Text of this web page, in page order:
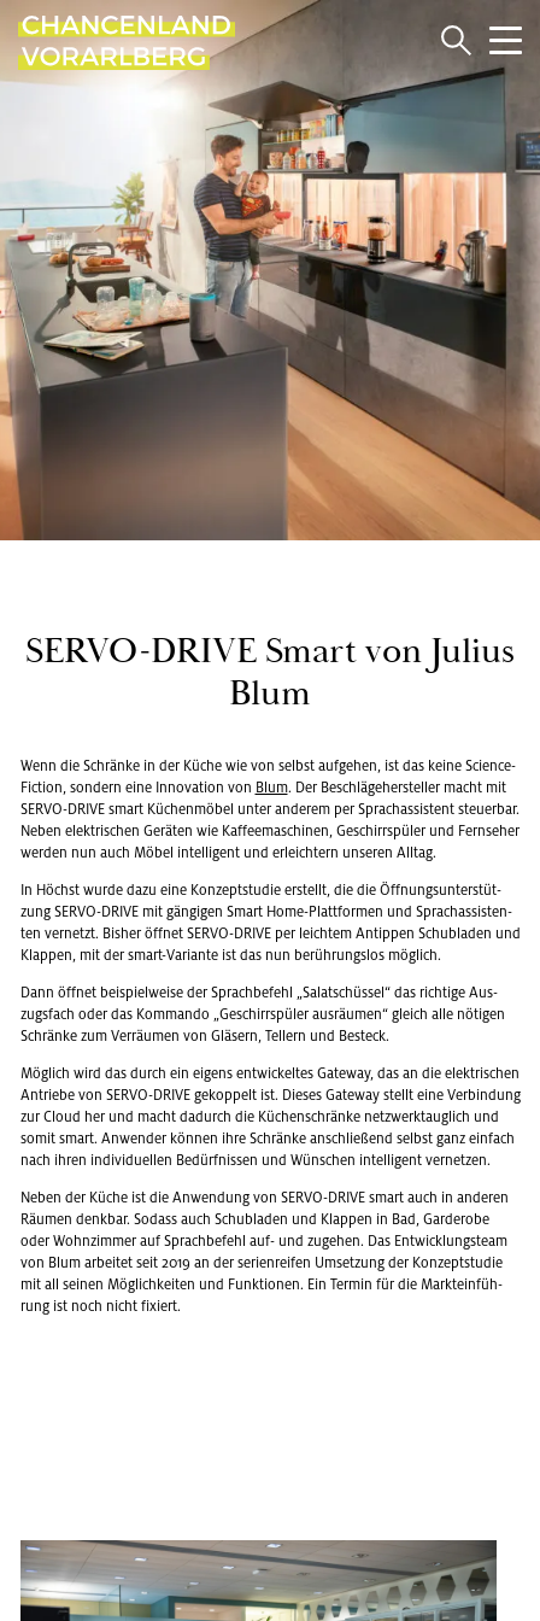
SERVO-DRIVE Smart von Ju­li­us
Blum
Wenn die Schrän­ke in der Küche wie von selbst auf­ge­hen, ist das keine Sci­ence-
Fic­tion, son­dern eine In­no­va­ti­on von Blum. Der Be­schlä­ge­her­stel­ler macht mit
SERVO-DRIVE smart Kü­chen­mö­bel unter an­de­rem per Sprach­as­sis­tent steu­er­bar.
Neben elek­tri­schen Ge­rä­ten wie Kaf­fee­ma­schi­nen, Ge­schirr­spü­ler und Fern­se­her
wer­den nun auch Möbel in­tel­li­gent und er­leich­tern un­se­ren All­tag.
In Höchst wurde dazu eine Kon­zept­stu­die er­stellt, die die Öff­nungs­un­ter­stüt­
zung SERVO-DRIVE mit gän­gi­gen Smart Home-Platt­for­men und Sprach­as­sis­ten­
ten ver­netzt. Bis­her öff­net SERVO-DRIVE per leich­tem An­tip­pen Schub­la­den und
Klap­pen, mit der smart-Va­ri­an­te ist das nun be­rüh­rungs­los mög­lich.
Dann öff­net bei­spiel­wei­se der Sprach­be­fehl „Sa­lat­schüs­sel“ das rich­ti­ge Aus­
zugs­fach oder das Kom­man­do „Ge­schirr­spü­ler aus­räu­men“ gleich alle nö­ti­gen
Schrän­ke zum Ver­räu­men von Glä­sern, Tel­lern und Be­steck.
Mög­lich wird das durch ein ei­gens ent­wi­ckel­tes Gate­way, das an die elek­tri­schen
An­trie­be von SERVO-DRIVE ge­kop­pelt ist. Die­ses Gate­way stellt eine Ver­bin­dung
zur Cloud her und macht da­durch die Kü­chen­schrän­ke netz­werk­taug­lich und
somit smart. An­wen­der kön­nen ihre Schrän­ke an­schlie­ßend selbst ganz ein­fach
nach ihren in­di­vi­du­el­len Be­dürf­nis­sen und Wün­schen in­tel­li­gent ver­net­zen.
Neben der Küche ist die An­wen­dung von SERVO-DRIVE smart auch in an­de­ren
Räu­men denk­bar. So­dass auch Schub­la­den und Klap­pen in Bad, Gar­de­ro­be
oder Wohn­zim­mer auf Sprach­be­fehl auf- und zu­ge­hen. Das Ent­wick­lungs­team
von Blum ar­bei­tet seit 2019 an der se­ri­en­rei­fen Um­set­zung der Kon­zept­stu­die
mit all sei­nen Mög­lich­kei­ten und Funk­tio­nen. Ein Ter­min für die Markt­ein­füh­
rung ist noch nicht fi­xiert.